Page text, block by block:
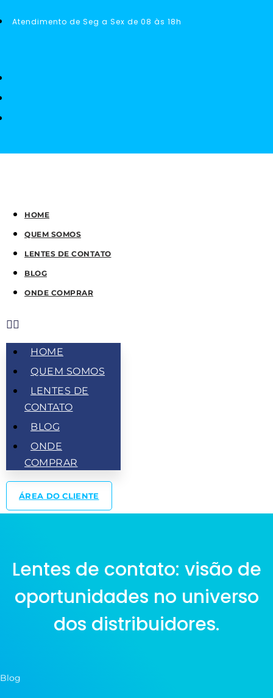
Atendimento de Seg a Sex de 08 às 18h
HOME
QUEM SOMOS
LENTES DE CONTATO
BLOG
ONDE COMPRAR
HOME
QUEM SOMOS
LENTES DE
CONTATO
BLOG
ONDE
COMPRAR
ÁREA DO CLIENTE
Lentes de contato: visão de
oportunidades no universo
dos distribuidores.
Blog